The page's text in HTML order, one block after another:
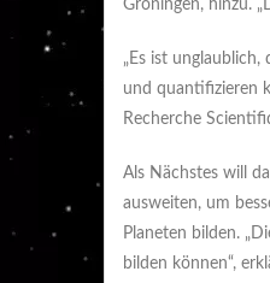
Groningen, hinzu.
„Es ist
und quantifizieren
Recherche
Als Nächstes will
ausweiten, um
Planeten bilden.
bilden können“,